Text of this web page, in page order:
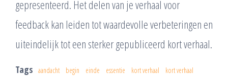
gepresenteerd. Het delen van je verhaal voor
feedback kan leiden tot waardevolle verbeteringen en
uiteindelijk tot een sterker gepubliceerd kort verhaal.
Tags aandacht begin einde essentie kort verhaal kort verhaal